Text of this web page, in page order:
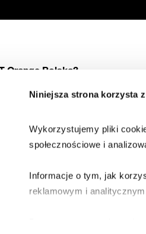
Niniejsza strona korzysta
Wykorzystujemy pliki
społecznościowe i
Informacje o tym, jak
reklamowym i
Orange Polska?
Emergency Response Team)